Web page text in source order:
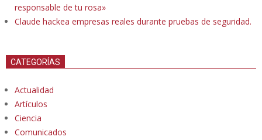
responsable de tu rosa»
Claude hackea empresas reales durante pruebas de seguridad.
CATEGORÍAS
Actualidad
Artículos
Ciencia
Comunicados